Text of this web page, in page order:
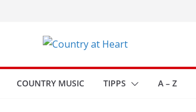
COUNTRY MUSIC TIPPS A – Z